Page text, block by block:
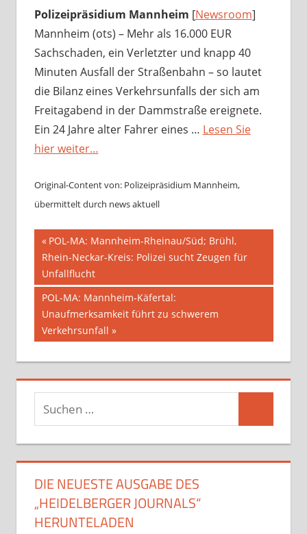
Polizeipräsidium Mannheim [Newsroom]
Mannheim (ots) – Mehr als 16.000 EUR
Sachschaden, ein Verletzter und knapp 40
Minuten Ausfall der Straßenbahn – so lautet
die Bilanz eines Verkehrsunfalls der sich am
Freitagabend in der Dammstraße ereignete.
Ein 24 Jahre alter Fahrer eines … Lesen Sie
hier weiter…
Original-Content von: Polizeipräsidium Mannheim,
übermittelt durch news aktuell
Beitragsnavigation
Vorheriger
Beitrag:
POL-MA: Mannheim-Rheinau/Süd; Brühl,
Rhein-Neckar-Kreis: Polizei sucht Zeugen für
Unfallflucht
Nächster
Beitrag:
POL-MA: Mannheim-Käfertal:
Unaufmerksamkeit führt zu schwerem
Verkehrsunfall
Suchen
nach:
DIE NEUESTE AUSGABE DES
„HEIDELBERGER JOURNALS“
HERUNTELADEN